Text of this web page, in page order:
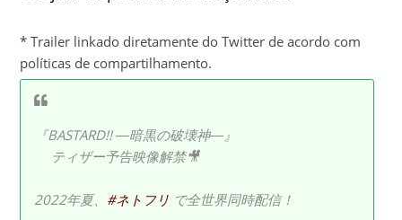
* Trailer linkado diretamente do Twitter de acordo com
políticas de compartilhamento.
『BASTARD!! ―暗黒の破壊神―』
ティザー予告映像解禁🎥
2022年夏、 #ネトフリ で全世界同時配信！